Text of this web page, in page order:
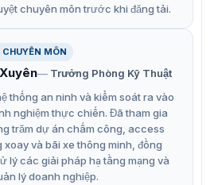
các chất gây nhiễm kim loại từ
trang bị công nghệ đa phổ
chuẩn có sẵn để phù hợp với tất
không rỉ AISI 316L, mức bảo vệ
với sự nhiễu động môi trường
chuyên môn trước khi đăng tải.
MÔN
Trưởng Phòng Kỹ Thuật
thống an ninh và kiểm soát ra vào
nghiệm thực chiến. Đã tham gia
trăm dự án chấm công, access
và bãi xe thông minh, đồng
lý các giải pháp hạ tầng mạng và
lý doanh nghiệp.